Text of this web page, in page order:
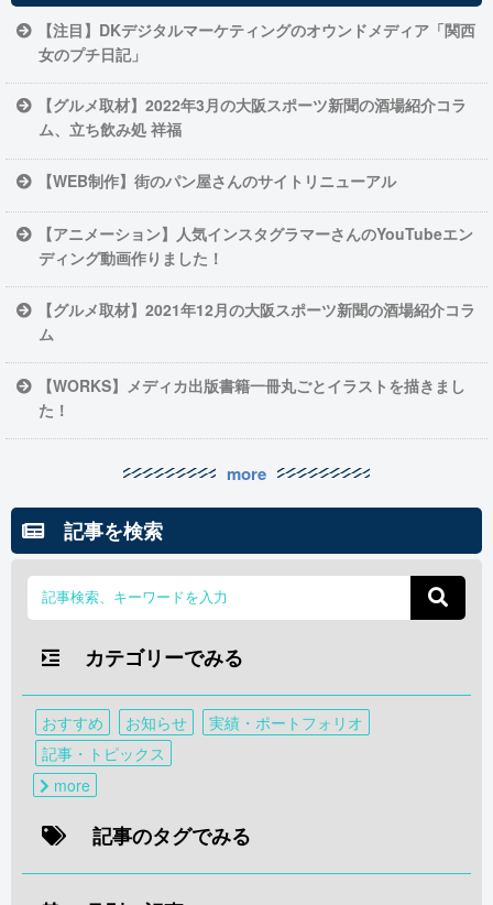
【注目】DKデジタルマーケティングのオウンドメディア「関西
女のプチ日記」
【グルメ取材】2022年3月の大阪スポーツ新聞の酒場紹介コラ
ム、立ち飲み処 祥福
【WEB制作】街のパン屋さんのサイトリニューアル
【アニメーション】人気インスタグラマーさんのYouTubeエン
ディング動画作りました！
【グルメ取材】2021年12月の大阪スポーツ新聞の酒場紹介コラ
ム
【WORKS】メディカ出版書籍一冊丸ごとイラストを描きまし
た！
more
記事を検索
カテゴリーでみる
おすすめ お知らせ
実績・ポートフォリオ
記事・トピックス
more
記事のタグでみる